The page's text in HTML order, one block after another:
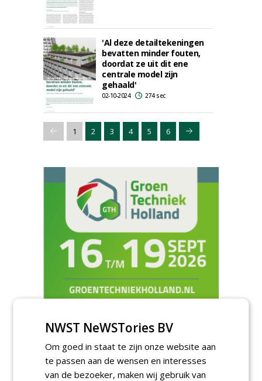
'Al deze detailtekeningen
bevatten minder fouten,
doordat ze uit dit ene
centrale model zijn
gehaald'
02-10-2024 274 sec
1 2 3 4 5 6
Meld je aan voor onze digitale
nieuwsbrief.
NWST NeWSTories BV
Om goed in staat te zijn onze website aan
te passen aan de wensen en interesses
van de bezoeker, maken wij gebruik van